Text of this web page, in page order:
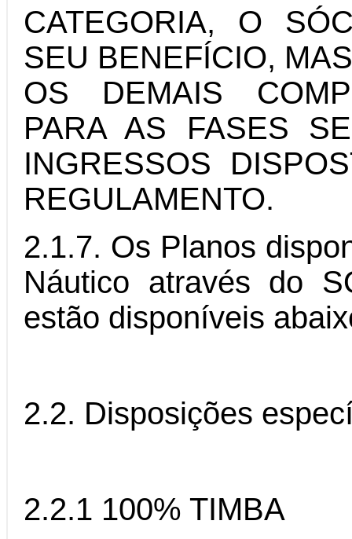
CATEGORIA, O
SEU BENEFÍCIO,
OS DEMAIS
PARA AS FASES
INGRESSOS
REGULAMENTO.
2.1.7. Os Planos
Náutico através do
estão disponíveis
2.2. Disposições
2.2.1 100% TIMBA